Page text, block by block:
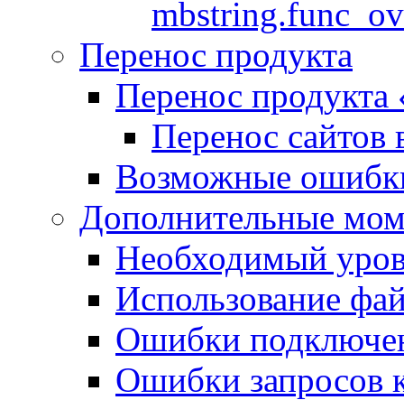
Перенос продукта
Перенос продукта
Перенос сайтов
Возможные
Дополнительные
Необходимый
Использование
Ошибки
Ошибки запросов